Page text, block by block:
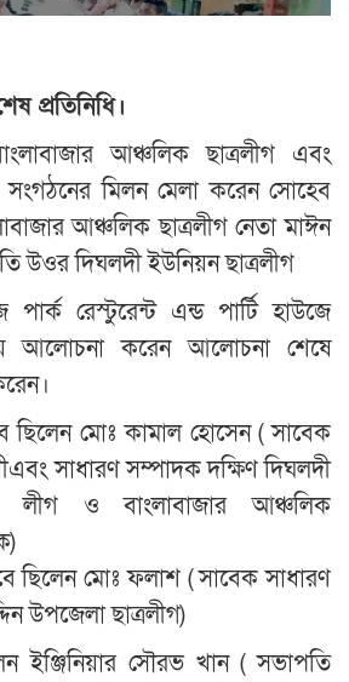
প্রতিনিধি।
আঞ্চলিক ছাত্রলীগ এবং
সংগঠনের মিলন মেলা করেন সোহেব
আঞ্চলিক ছাত্রলীগ নেতা মাঈন
উওর দিঘলদী ইউনিয়ন ছাত্রলীগ
পার্ক রেস্টুরেন্ট এন্ড পার্টি হাউজে
আলোচনা করেন আলোচনা শেষে
ছিলেন মোঃ কামাল হোসেন ( সাবেক
সাধারণ সম্পাদক দক্ষিণ দিঘলদী
লীগ ও বাংলাবাজার আঞ্চলিক
ছিলেন মোঃ ফলাশ ( সাবেক সাধারণ
উপজেলা ছাত্রলীগ)
ইঞ্জিনিয়ার সৌরভ খান ( সভাপতি